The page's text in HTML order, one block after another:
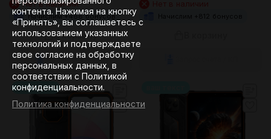
Нет в наличии
Начислим +468 бонусов
В корзину
Запрос счета / КП
Начислим + 812 бонусов
ваш текст
контента. Нажимая на кнопку
«Принять», вы соглашаетесь с
использованием указанных
технологий и подтверждаете
свое согласие на обработку
персональных данных, в
соответствии с Политикой
конфиденциальности.
Политика конфиденциальности